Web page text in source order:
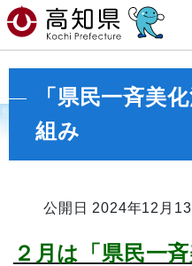
「県民一斉美
組み
公開日 2024年12月13
２月は「県民一